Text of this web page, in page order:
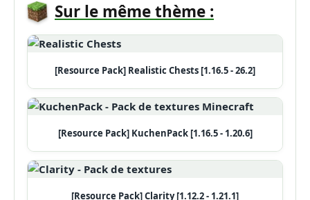
Sur le même thème :
[Resource Pack] Realistic Chests [1.16.5 - 26.2]
[Resource Pack] KuchenPack [1.16.5 - 1.20.6]
[Resource Pack] Clarity [1.12.2 - 1.21.1]